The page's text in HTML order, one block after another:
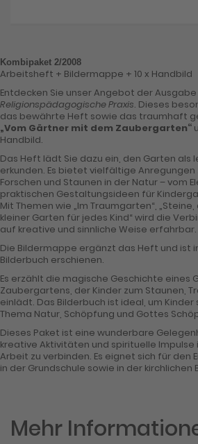
Kombipaket 2/2008
Arbeitsheft + Bildermappe + 10 x Handbild
Entdecken Sie unser Angebot der
Religionspädagogische Praxis. Dieses
das bewährte Heft sowie das traumhaft
„Vom Gärtner mit dem Zaubergarten“
Handbild.
Das Heft lädt Sie dazu ein, den Garten als
erkunden. Es bietet vielfältige Anregungen
Forschen und Staunen in der Natur – vom
praktischen Gestaltungsideen für
Mit Themen wie „Im Traumgarten“, „Steine,
kleiner Garten für jedes Kind“ wird die
auf kreative und sinnliche Weise erfahrbar.
Die Bildermappe ergänzt das Heft und ist
Bilderbuch erschienen.
Es erzählt die magische Geschichte eines
Zaubergartens, der Kinder zum Staunen,
einlädt. Das Bilderbuch ist ideal, um Kinder
Thema Natur, Schöpfung und Gottes
Dieses Paket ist eine wunderbare
kreative Aktivitäten und spirituelle
Arbeit zu verbinden. Es eignet sich für den
in der Grundschule sowie in der kirchlichen
Mehr